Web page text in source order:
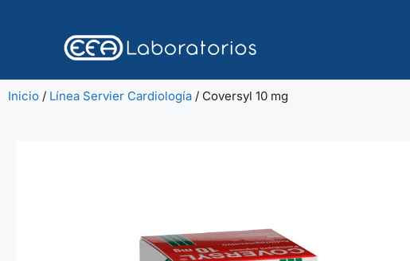
Inicio / Línea Servier Cardiología / Coversyl 10 mg